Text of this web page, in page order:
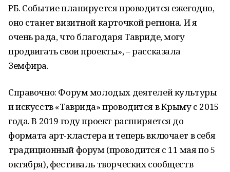
РБ. Событие планируется проводится ежегодно,
оно станет визитной карточкой региона. И я
очень рада, что благодаря Тавриде, могу
продвигать свои проекты», – рассказала
Земфира.
Справочно: Форум молодых деятелей культуры
и искусств «Таврида» проводится в Крыму с 2015
года. В 2019 году проект расширяется до
формата арт-кластера и теперь включает в себя
традиционный форум (проводится с 11 мая по 5
октября), фестиваль творческих сообществ